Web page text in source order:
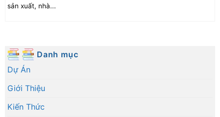
sản xuất, nhà...
Danh mục
Dự Án
Giới Thiệu
Kiến Thức